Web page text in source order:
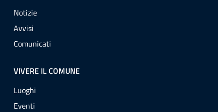
Notizie
Avvisi
Comunicati
VIVERE IL COMUNE
Luoghi
Eventi